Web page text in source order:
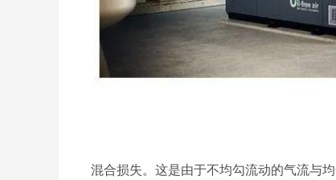
混合损失。这是由于不均勾流动的气流与